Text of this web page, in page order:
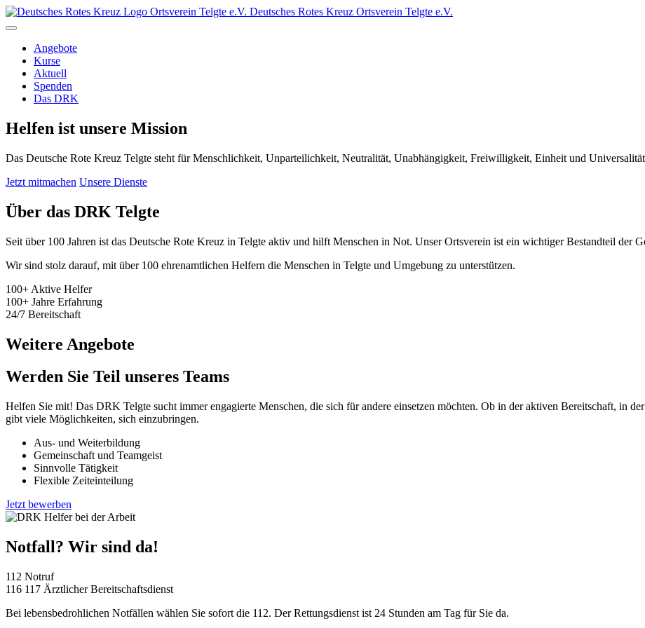
Ortsverein Telgte e.V. Deutsches Rotes Kreuz Ortsverein Telgte e.V.
Angebote
Kurse
Aktuell
Spenden
Das DRK
Helfen ist unsere Mission
Das Deutsche Rote Kreuz Telgte steht für Menschlichkeit, Unparteilichkeit, Neutralität, Unabhängigkeit, Freiwilligkeit, Einheit und
Jetzt mitmachen Unsere Dienste
Über das DRK Telgte
Seit über 100 Jahren ist das Deutsche Rote Kreuz in Telgte aktiv und hilft Menschen in Not. Unser Ortsverein ist ein wichtiger Bestandteil der
Wir sind stolz darauf, mit über 100 ehrenamtlichen Helfern die Menschen in Telgte und Umgebung zu unterstützen.
100+ Aktive Helfer
100+ Jahre Erfahrung
24/7 Bereitschaft
Weitere Angebote
Werden Sie Teil unseres Teams
Helfen Sie mit! Das DRK Telgte sucht immer engagierte Menschen, die sich für andere einsetzen möchten. Ob in der aktiven Bereitschaft, in
gibt viele Möglichkeiten, sich einzubringen.
Aus- und Weiterbildung
Gemeinschaft und Teamgeist
Sinnvolle Tätigkeit
Flexible Zeiteinteilung
Jetzt bewerben
Notfall? Wir sind da!
112 Notruf
116 117 Ärztlicher Bereitschaftsdienst
Bei lebensbedrohlichen Notfällen wählen Sie sofort die 112. Der Rettungsdienst ist 24 Stunden am Tag für Sie da.